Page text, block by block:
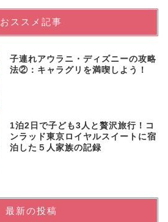
おススメ記事
子連れアウラニ・ディズニーの攻略
法②：キャラグリを満喫しよう！
1泊2日で子ども3人と贅沢旅行！コ
ンラッド東京ロイヤルスイートに宿
泊した５人家族の記録
最新の投稿